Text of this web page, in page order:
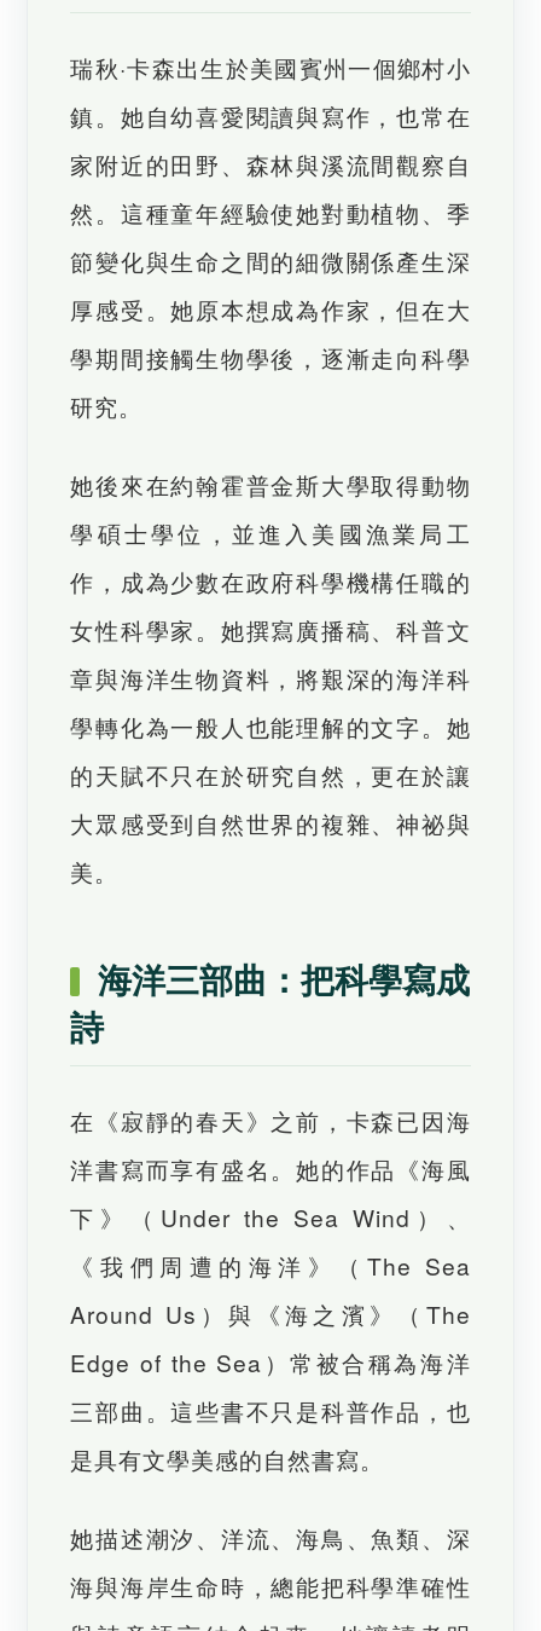
瑞秋·卡森出生於美國賓州一個鄉村小
鎮。她自幼喜愛閱讀與寫作，也常在
家附近的田野、森林與溪流間觀察自
然。這種童年經驗使她對動植物、季
節變化與生命之間的細微關係產生深
厚感受。她原本想成為作家，但在大
學期間接觸生物學後，逐漸走向科學
研究。
她後來在約翰霍普金斯大學取得動物
學碩士學位，並進入美國漁業局工
作，成為少數在政府科學機構任職的
女性科學家。她撰寫廣播稿、科普文
章與海洋生物資料，將艱深的海洋科
學轉化為一般人也能理解的文字。她
的天賦不只在於研究自然，更在於讓
大眾感受到自然世界的複雜、神祕與
美。
海洋三部曲：把科學寫成
詩
在《寂靜的春天》之前，卡森已因海
洋書寫而享有盛名。她的作品《海風
下》（Under the Sea Wind）、
《我們周遭的海洋》（The Sea
Around Us）與《海之濱》（The
Edge of the Sea）常被合稱為海洋
三部曲。這些書不只是科普作品，也
是具有文學美感的自然書寫。
她描述潮汐、洋流、海鳥、魚類、深
海與海岸生命時，總能把科學準確性